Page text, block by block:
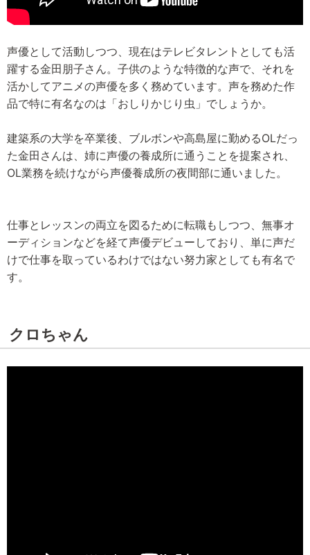
声優として活動しつつ、現在はテレビタレントとしても活
躍する金田朋子さん。子供のような特徴的な声で、それを
活かしてアニメの声優を多く務めています。声を務めた作
品で特に有名なのは「おしりかじり虫」でしょうか。
建築系の大学を卒業後、ブルボンや高島屋に勤めるOLだっ
た金田さんは、姉に声優の養成所に通うことを提案され、
OL業務を続けながら声優養成所の夜間部に通いました。
仕事とレッスンの両立を図るために転職もしつつ、無事オ
ーディションなどを経て声優デビューしており、単に声だ
けで仕事を取っているわけではない努力家としても有名で
す。
クロちゃん